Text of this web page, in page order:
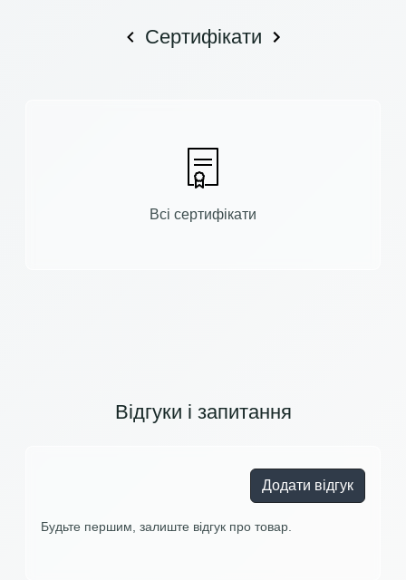
Сертифікати
Всі сертифікати
Відгуки і запитання
Додати відгук
Будьте першим, залиште відгук про товар.